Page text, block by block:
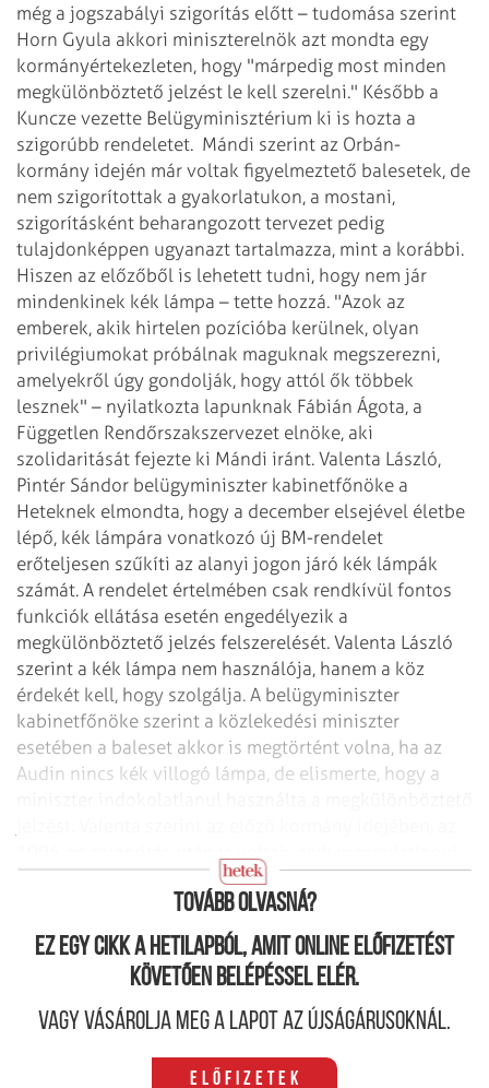
még a jogszabályi szigorítás előtt – tudomása szerint
Horn Gyula akkori miniszterelnök azt mondta egy
kormányértekezleten, hogy "márpedig most minden
megkülönböztető jelzést le kell szerelni." Később a
Kuncze vezette Belügyminisztérium ki is hozta a
szigorúbb rendeletet. Mándi szerint az Orbán-
kormány idején már voltak figyelmeztető balesetek, de
nem szigorítottak a gyakorlatukon, a mostani,
szigorításként beharangozott tervezet pedig
tulajdonképpen ugyanazt tartalmazza, mint a korábbi.
Hiszen az előzőből is lehetett tudni, hogy nem jár
mindenkinek kék lámpa – tette hozzá. "Azok az
emberek, akik hirtelen pozícióba kerülnek, olyan
privilégiumokat próbálnak maguknak megszerezni,
amelyekről úgy gondolják, hogy attól ők többek
lesznek" – nyilatkozta lapunknak Fábián Ágota, a
Független Rendőrszakszervezet elnöke, aki
szolidaritását fejezte ki Mándi iránt. Valenta László,
Pintér Sándor belügyminiszter kabinetfőnöke a
Heteknek elmondta, hogy a december elsejével életbe
lépő, kék lámpára vonatkozó új BM-rendelet
erőteljesen szűkíti az alanyi jogon járó kék lámpák
számát. A rendelet értelmében csak rendkívül fontos
funkciók ellátása esetén engedélyezik a
megkülönböztető jelzés felszerelését. Valenta László
szerint a kék lámpa nem használója, hanem a köz
érdekét kell, hogy szolgálja. A belügyminiszter
kabinetfőnöke szerint a közlekedési miniszter
esetében a baleset akkor is megtörtént volna, ha az
Audin nincs kék villogó lámpa, de elismerte, hogy a
használták a kék lámpát.
Tovább olvasná?
Ez egy cikk a hetilapból, amit online előfizetést
követően belépéssel elér.
Vagy vásárolja meg a lapot az újságárusoknál.
Előfizetek